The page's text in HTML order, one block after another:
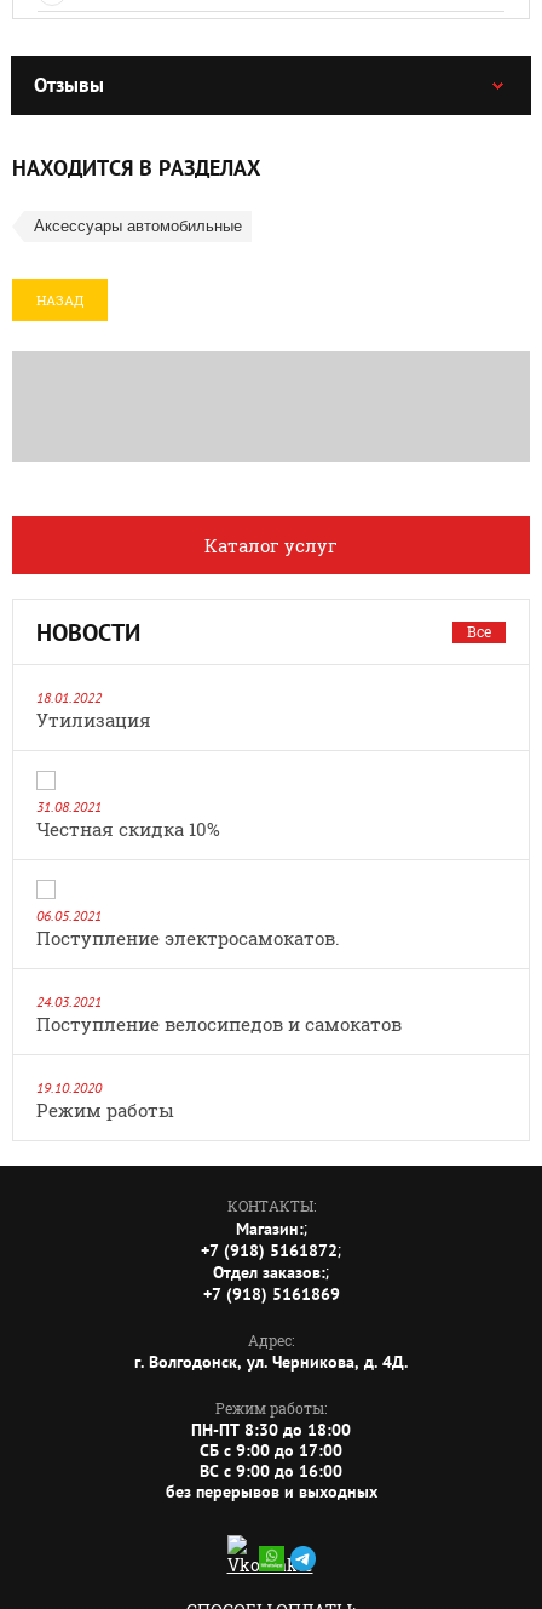
Отзывы
НАХОДИТСЯ В РАЗДЕЛАХ
Аксессуары автомобильные
НАЗАД
Каталог услуг
НОВОСТИ Все
18.01.2022
Утилизация
31.08.2021
Честная скидка 10%
06.05.2021
Поступление электросамокатов.
24.03.2021
Поступление велосипедов и самокатов
19.10.2020
Режим работы
КОНТАКТЫ:
Магазин:;
+7 (918) 5161872;
Отдел заказов:;
+7 (918) 5161869
Адрес:
г. Волгодонск, ул. Черникова, д. 4Д.
Режим работы:
ПН-ПТ 8:30 до 18:00
СБ c 9:00 до 17:00
ВС c 9:00 до 16:00
без перерывов и выходных